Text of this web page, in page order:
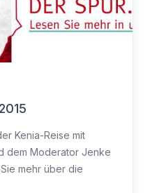
Kenia-Reise mit
dem Moderator Jenke
mehr über die